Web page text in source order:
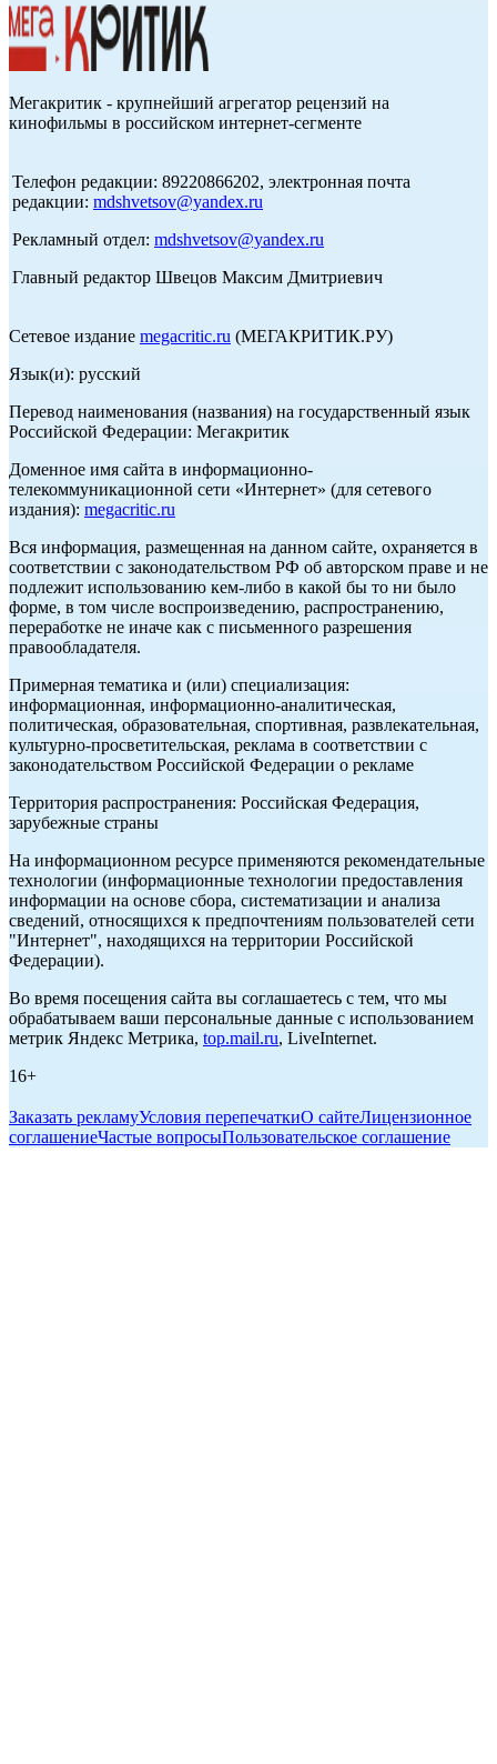
Мегакритик - крупнейший агрегатор рецензий на
кинофильмы в российском интернет-сегменте
Телефон редакции: 89220866202, электронная почта
редакции: mdshvetsov@yandex.ru
Рекламный отдел: mdshvetsov@yandex.ru
Главный редактор Швецов Максим Дмитриевич
Сетевое издание megacritic.ru (МЕГАКРИТИК.РУ)
Язык(и): русский
Перевод наименования (названия) на государственный язык
Российской Федерации: Мегакритик
Доменное имя сайта в информационно-
телекоммуникационной сети «Интернет» (для сетевого
издания): megacritic.ru
Вся информация, размещенная на данном сайте, охраняется в
соответствии с законодательством РФ об авторском праве и не
подлежит использованию кем-либо в какой бы то ни было
форме, в том числе воспроизведению, распространению,
переработке не иначе как с письменного разрешения
правообладателя.
Примерная тематика и (или) специализация:
информационная, информационно-аналитическая,
политическая, образовательная, спортивная, развлекательная,
культурно-просветительская, реклама в соответствии с
законодательством Российской Федерации о рекламе
Территория распространения: Российская Федерация,
зарубежные страны
На информационном ресурсе применяются рекомендательные
технологии (информационные технологии предоставления
информации на основе сбора, систематизации и анализа
сведений, относящихся к предпочтениям пользователей сети
"Интернет", находящихся на территории Российской
Федерации).
Во время посещения сайта вы соглашаетесь с тем, что мы
обрабатываем ваши персональные данные с использованием
метрик Яндекс Метрика, top.mail.ru, LiveInternet.
16+
Заказать рекламуУсловия перепечаткиО сайтеЛицензионное
соглашениеЧастые вопросыПользовательское соглашение